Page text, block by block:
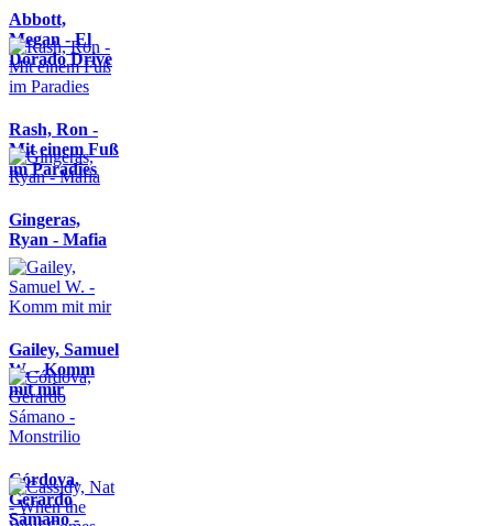
Abbott,
Megan - El
Dorado Drive
Rash, Ron -
Mit einem Fuß
im Paradies
Gingeras,
Ryan - Mafia
Gailey, Samuel
W. - Komm
mit mir
Córdova,
Gerardo
Sámano -